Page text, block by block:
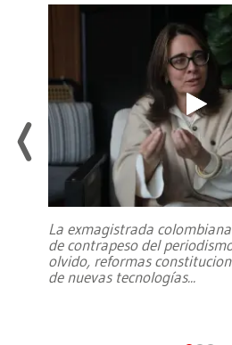
La exmagistrada
de contrapeso del
olvido, reformas
de nuevas tecnologías...